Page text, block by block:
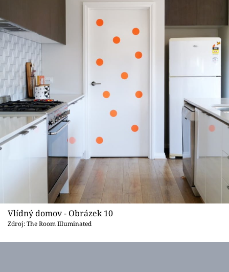
Vlídný domov - Obrázek 10
Zdroj: The Room Illuminated